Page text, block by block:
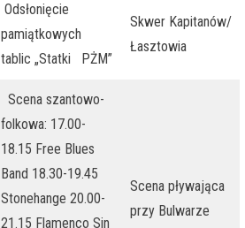
Odsłonięcie
pamiątkowych
tablic „Statki PŻM”
Skwer Kapitanów/
Łasztowia
Scena szantowo-
folkowa: 17.00-
18.15 Free Blues
Band 18.30-19.45
Stonehange 20.00-
21.15 Flamenco Sin
Scena pływająca
przy Bulwarze